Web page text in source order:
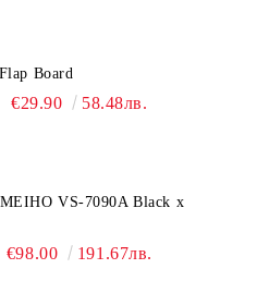
Board
€29.90 58.48лв.
VS-7090A Black x
€98.00 191.67лв.